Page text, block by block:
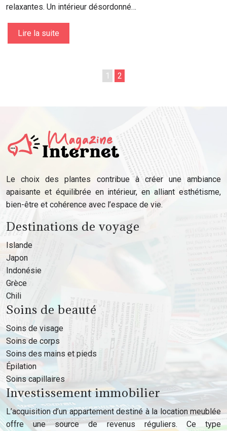
relaxantes. Un intérieur désordonné…
Lire la suite
1 2
Le choix des plantes contribue à créer une ambiance
apaisante et équilibrée en intérieur, en alliant esthétisme,
bien-être et cohérence avec l’espace de vie.
Destinations de voyage
Islande
Japon
Indonésie
Grèce
Chili
Soins de beauté
Soins de visage
Soins de corps
Soins des mains et pieds
Épilation
Soins capillaires
Investissement immobilier
L’acquisition d’un appartement destiné à la location meublée
offre une source de revenus réguliers. Ce type